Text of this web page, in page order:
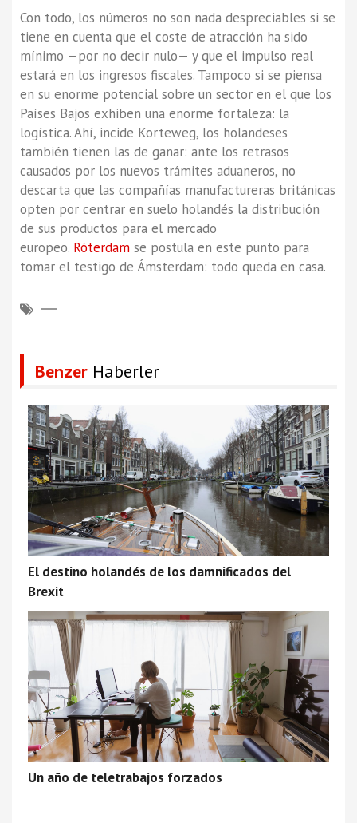
Con todo, los números no son nada despreciables si se
tiene en cuenta que el coste de atracción ha sido
mínimo —por no decir nulo— y que el impulso real
estará en los ingresos fiscales. Tampoco si se piensa
en su enorme potencial sobre un sector en el que los
Países Bajos exhiben una enorme fortaleza: la
logística. Ahí, incide Korteweg, los holandeses
también tienen las de ganar: ante los retrasos
causados por los nuevos trámites aduaneros, no
descarta que las compañías manufactureras británicas
opten por centrar en suelo holandés la distribución
de sus productos para el mercado
europeo. Róterdam se postula en este punto para
tomar el testigo de Ámsterdam: todo queda en casa.
Benzer Haberler
El destino holandés de los damnificados del
Brexit
Un año de teletrabajos forzados